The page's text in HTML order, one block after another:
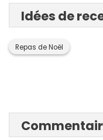
Idées de
Repas de Noël